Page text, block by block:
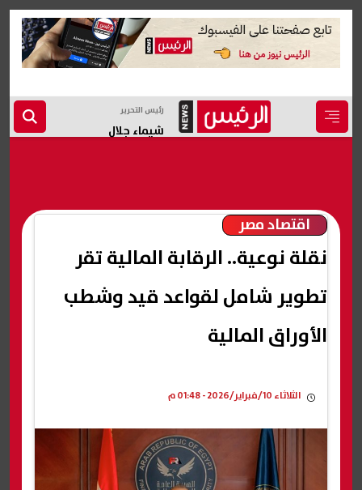
رئيس التحرير
شيماء جلال
اقتصاد مصر
نقلة نوعية.. الرقابة المالية تقر
تطوير شامل لقواعد قيد وشطب
الأوراق المالية
الثلاثاء 10/فبراير/2026 - 01:48 م